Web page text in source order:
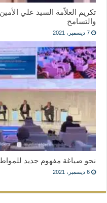
تكريم العلاّمة السيد علي
والتسامح
7 ديسمبر، 2021
نحو صياغة مفهوم جديد
6 ديسمبر، 2021